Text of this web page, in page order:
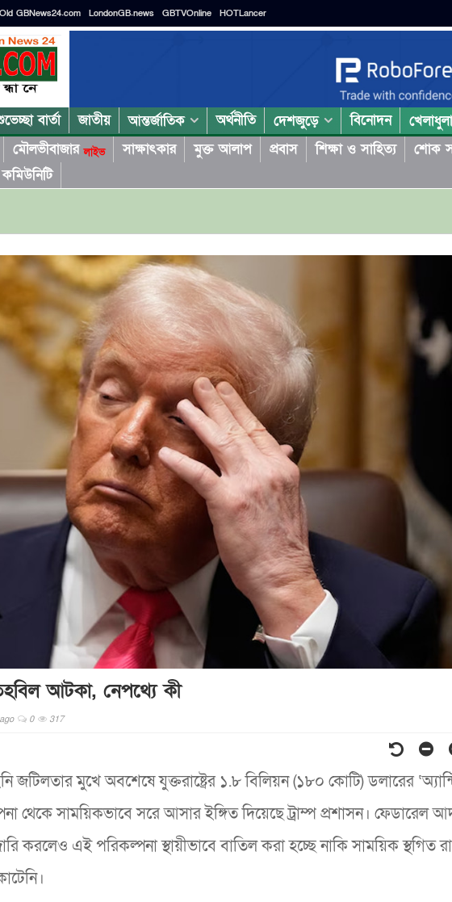
Old GBNews24.com LondonGB.news GBTVOnline HOTLancer
বার্তা জাতীয় আন্তর্জাতিক অর্থনীতি দেশজুড়ে বিনোদন
মৌলভীবাজারলাইভ সাক্ষাৎকার মুক্ত আলাপ প্রবাস শিক্ষা ও সাহিত্য শোক
আটকা, নেপথ্যে কী
0 317
জটিলতার মুখে অবশেষে যুক্তরাষ্ট্রের ১.৮ বিলিয়ন (১৮০ কোটি) ডলারের
থেকে সাময়িকভাবে সরে আসার ইঙ্গিত দিয়েছে ট্রাম্প প্রশাসন। ফেডারেল
করলেও এই পরিকল্পনা স্থায়ীভাবে বাতিল করা হচ্ছে নাকি সাময়িক স্থগিত